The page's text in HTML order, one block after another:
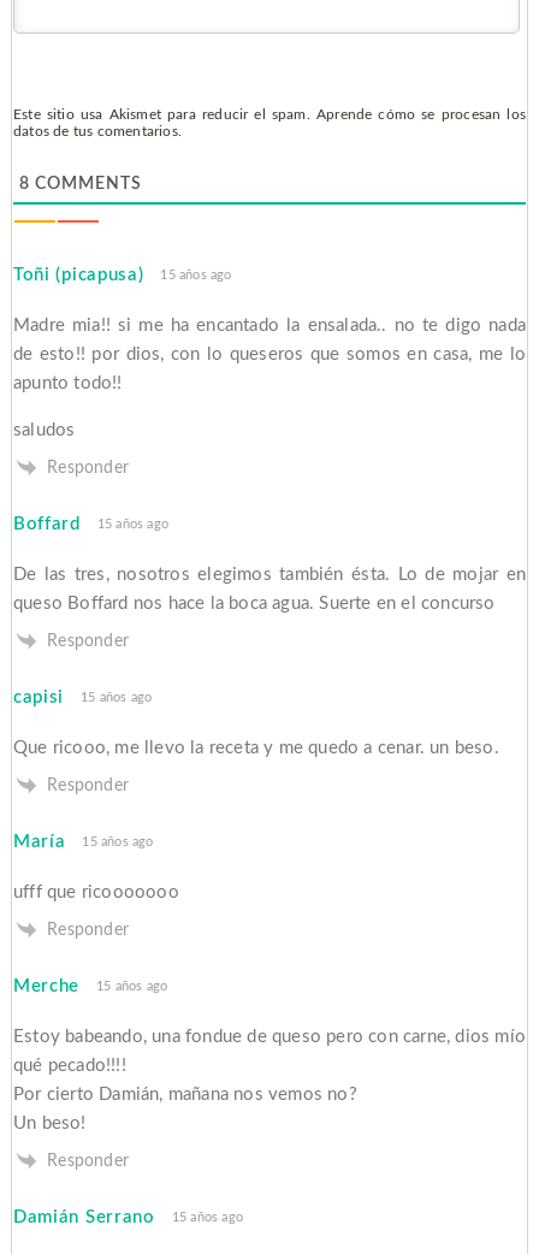
Este sitio usa Akismet para reducir el spam. Aprende cómo se procesan los
datos de tus comentarios.
8 COMMENTS
Toñi (picapusa) 15 años ago
Madre mia!! si me ha encantado la ensalada.. no te digo nada
de esto!! por dios, con lo queseros que somos en casa, me lo
apunto todo!!
saludos
Responder
Boffard 15 años ago
De las tres, nosotros elegimos también ésta. Lo de mojar en
queso Boffard nos hace la boca agua. Suerte en el concurso
Responder
capisi 15 años ago
Que ricooo, me llevo la receta y me quedo a cenar. un beso.
Responder
María 15 años ago
ufff que ricooooooo
Responder
Merche 15 años ago
Estoy babeando, una fondue de queso pero con carne, dios mío
qué pecado!!!!
Por cierto Damián, mañana nos vemos no?
Un beso!
Responder
Damián Serrano 15 años ago